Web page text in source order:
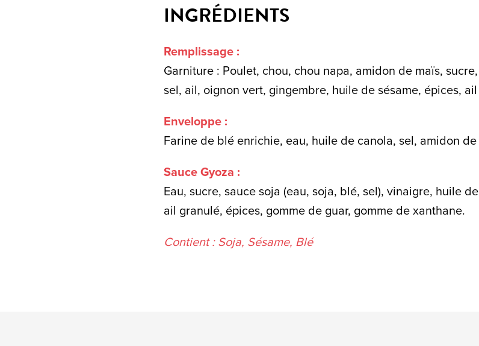
INGRÉDIENTS
Remplissage :
Garniture : Poulet, chou, chou napa, amidon de maïs,
sel, ail, oignon vert, gingembre, huile de sésame, épices,
Enveloppe :
Farine de blé enrichie, eau, huile de canola, sel, amidon de
Sauce Gyoza :
Eau, sucre, sauce soja (eau, soja, blé, sel), vinaigre, huile
ail granulé, épices, gomme de guar, gomme de xanthane.
Contient : Soja, Sésame, Blé